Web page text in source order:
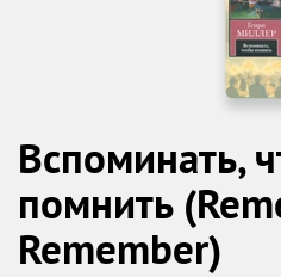
Вспоминать,
помнить
Remember)